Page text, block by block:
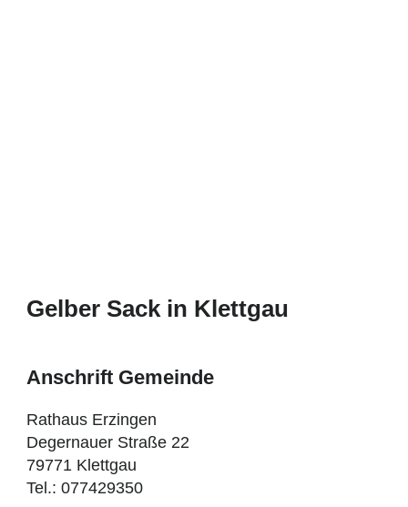
Gelber Sack in Klettgau
Anschrift Gemeinde
Rathaus Erzingen
Degernauer Straße 22
79771 Klettgau
Tel.: 077429350